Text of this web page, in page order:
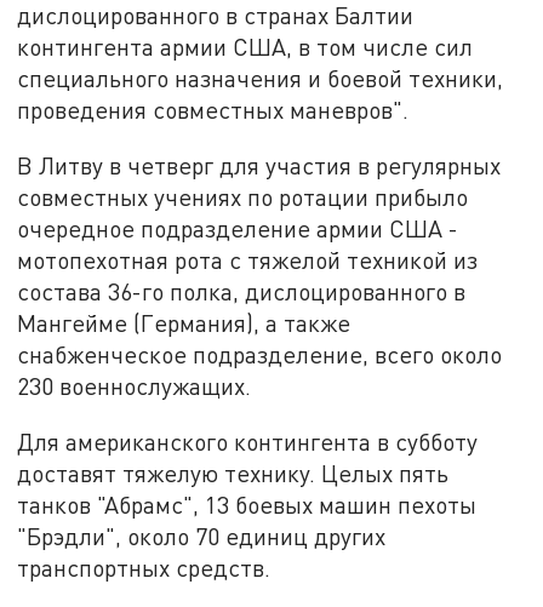
дислоцированного в странах Балтии
контингента армии США, в том числе сил
специального назначения и боевой техники,
проведения совместных маневров".
В Литву в четверг для участия в регулярных
совместных учениях по ротации прибыло
очередное подразделение армии США -
мотопехотная рота с тяжелой техникой из
состава 36-го полка, дислоцированного в
Мангейме (Германия), а также
снабженческое подразделение, всего около
230 военнослужащих.
Для американского контингента в субботу
доставят тяжелую технику. Целых пять
танков "Абрамс", 13 боевых машин пехоты
"Брэдли", около 70 единиц других
транспортных средств.